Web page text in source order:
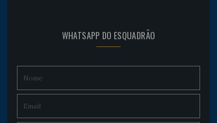
WHATSAPP DO ESQUADRÃO